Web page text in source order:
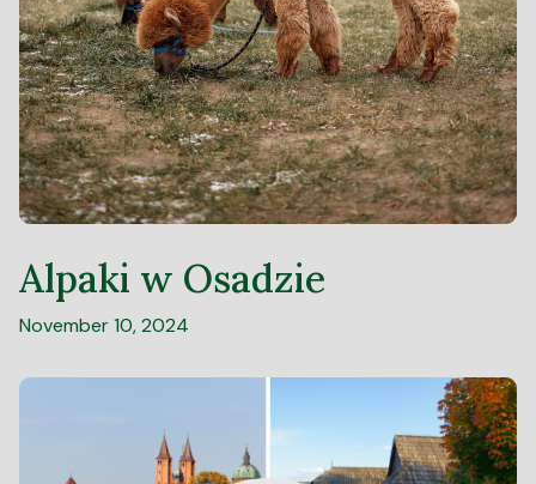
Alpaki w Osadzie
November 10, 2024